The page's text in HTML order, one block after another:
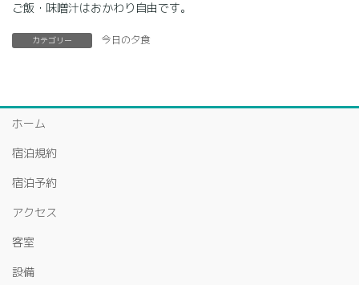
ご飯・味噌汁はおかわり自由です。
カテゴリー 今日の夕食
ホーム
宿泊規約
宿泊予約
アクセス
客室
設備